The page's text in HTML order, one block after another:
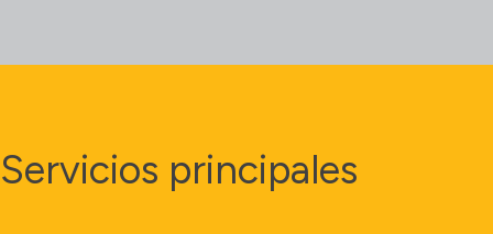
Servicios principales